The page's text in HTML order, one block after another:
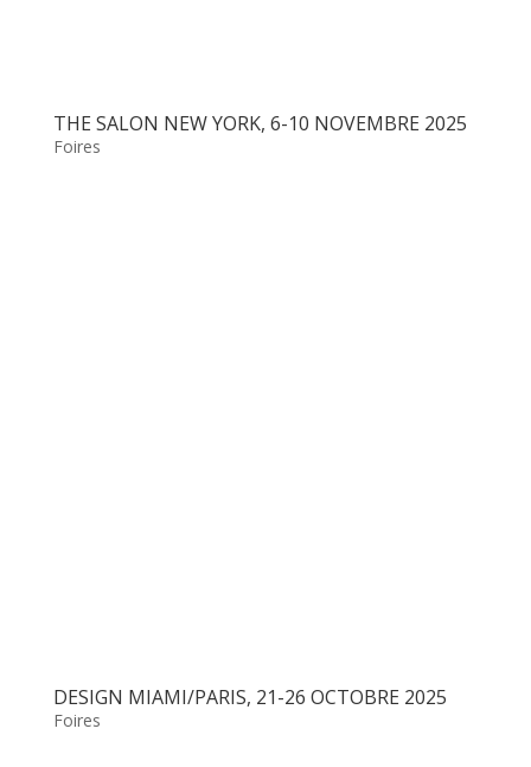
THE SALON NEW YORK, 6-10 NOVEMBRE 2025
Foires
DESIGN MIAMI/PARIS, 21-26 OCTOBRE 2025
Foires